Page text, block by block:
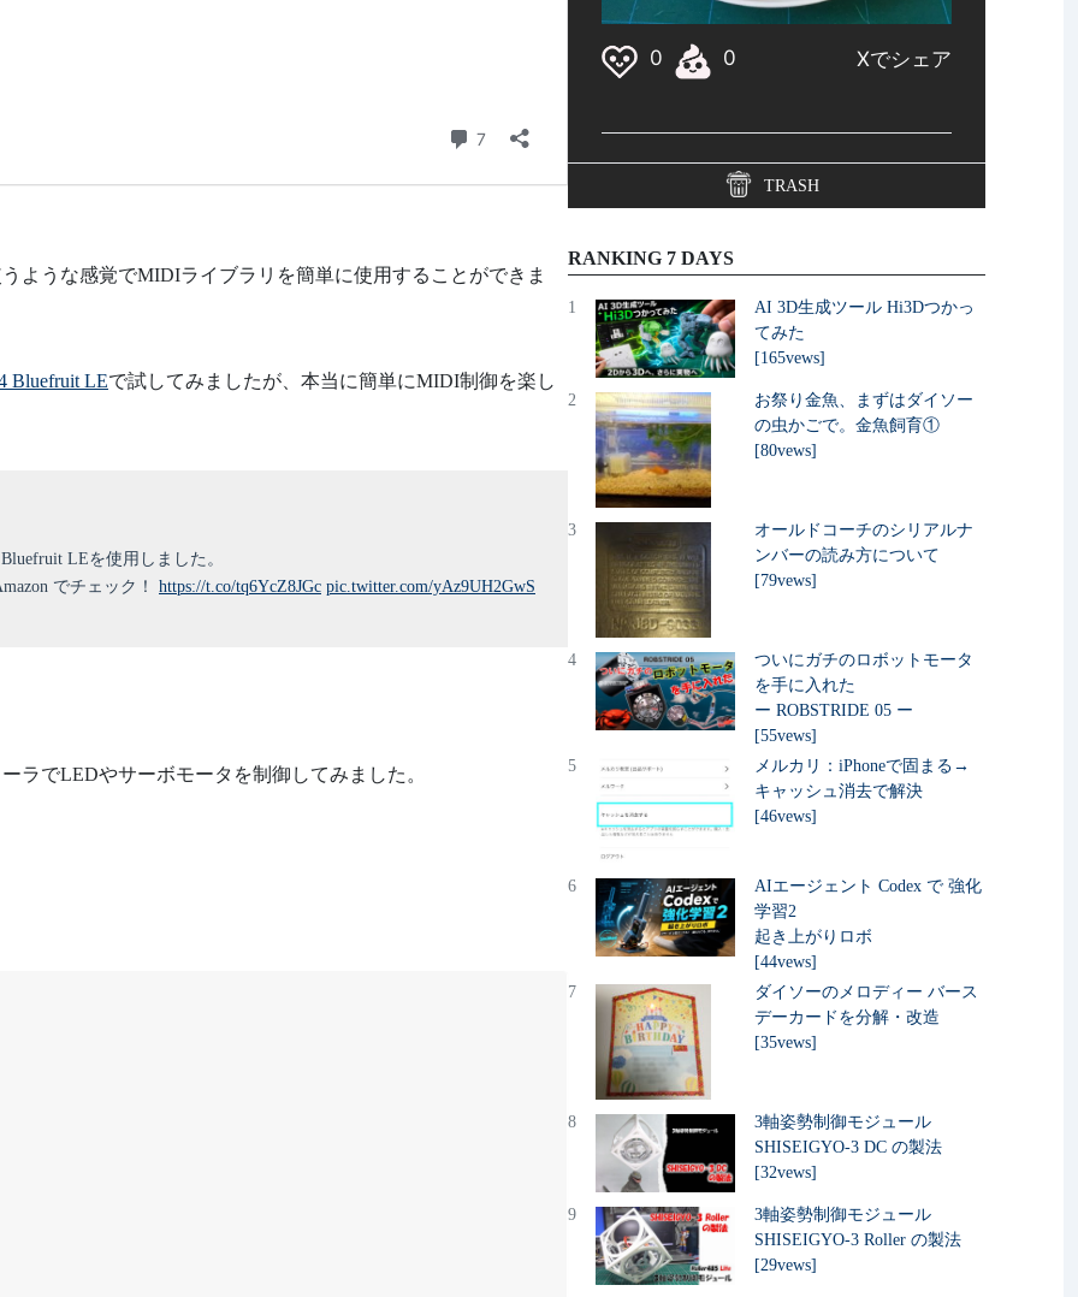
ような感覚でMIDIライブラリを簡単に使用することができま
Bluefruit LEで試してみましたが、本当に簡単にMIDI制御を楽し
LEを使用しました。
でチェック！ https://t.co/tq6YcZ8JGc pic.twitter.com/yAz9UH2GwS
ラでLEDやサーボモータを制御してみました。
TRASH
RANKING 7 DAYS
1
AI 3D生成ツール Hi3Dつかっ
てみた
[165vews]
2
お祭り金魚、まずはダイソー
の虫かごで。金魚飼育①
[80vews]
3
オールドコーチのシリアルナ
ンバーの読み方について
[79vews]
4
ついにガチのロボットモータ
を手に入れた
ー ROBSTRIDE 05 ー
[55vews]
5
メルカリ：iPhoneで固まる→
キャッシュ消去で解決
[46vews]
6
AIエージェント Codex で 強化
学習2
起き上がりロボ
[44vews]
7
ダイソーのメロディー バース
デーカードを分解・改造
[35vews]
8
3軸姿勢制御モジュール
SHISEIGYO-3 DC の製法
[32vews]
9
3軸姿勢制御モジュール
SHISEIGYO-3 Roller の製法
[29vews]